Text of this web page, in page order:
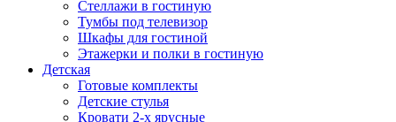
Стеллажи в гостиную
Тумбы под телевизор
Шкафы для гостиной
Этажерки и полки в гостиную
Детская
Готовые комплекты
Детские стулья
Кровати 2-х ярусные